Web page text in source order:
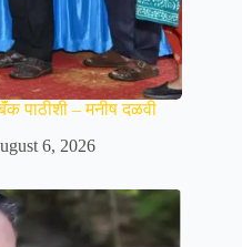
पाठीशी – मनीष दळवी
6, 2026